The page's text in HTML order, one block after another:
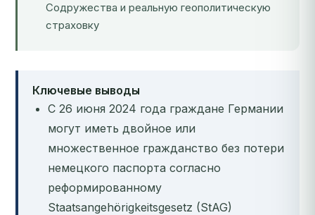
Содружества и реальную геополитическую
страховку
Ключевые выводы
С 26 июня 2024 года граждане Германии
могут иметь двойное или
множественное гражданство без потери
немецкого паспорта согласно
реформированному
Staatsangehörigkeitsgesetz (StAG)